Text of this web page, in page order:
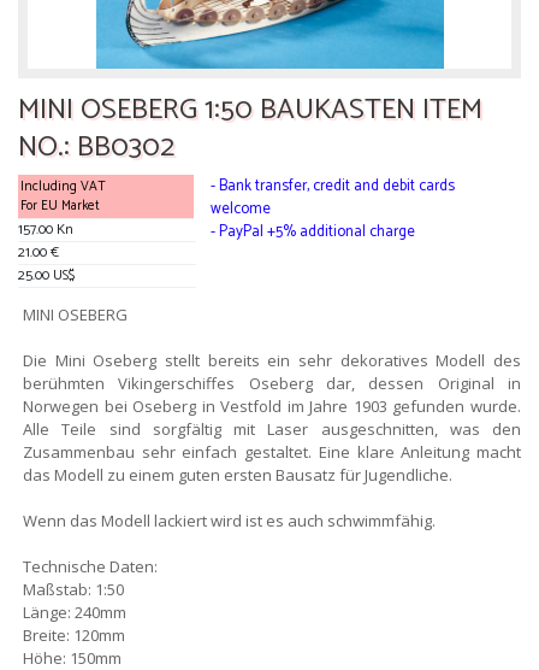
MINI OSEBERG 1:50 BAUKASTEN ITEM
NO.: BB0302
Including VAT
For EU Market
157.00 Kn
21.00 €
25.00 US$
- Bank transfer, credit and debit cards
welcome
- PayPal +5% additional charge
MINI OSEBERG
Die Mini Oseberg stellt bereits ein sehr dekoratives Modell des
berühmten Vikingerschiffes Oseberg dar, dessen Original in
Norwegen bei Oseberg in Vestfold im Jahre 1903 gefunden wurde.
Alle Teile sind sorgfältig mit Laser ausgeschnitten, was den
Zusammenbau sehr einfach gestaltet. Eine klare Anleitung macht
das Modell zu einem guten ersten Bausatz für Jugendliche.
Wenn das Modell lackiert wird ist es auch schwimmfähig.
Technische Daten:
Maßstab: 1:50
Länge: 240mm
Breite: 120mm
Höhe: 150mm